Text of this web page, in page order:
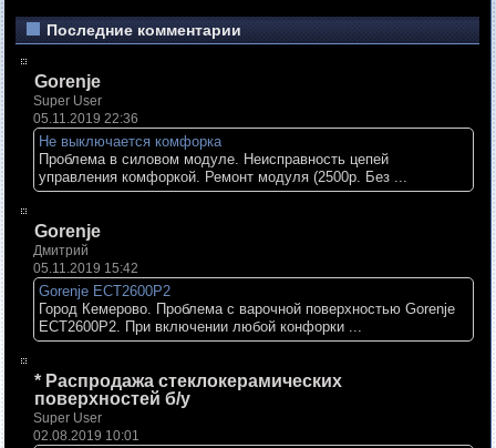
Последние комментарии
Gorenje
Super User
05.11.2019 22:36
Не выключается комфорка
Проблема в силовом модуле. Неисправность цепей
управления комфоркой. Ремонт модуля (2500р. Без ...
Gorenje
Дмитрий
05.11.2019 15:42
Gorenje ECT2600P2
Город Кемерово. Проблема с варочной поверхностью Gorenje
ECT2600P2. При включении любой конфорки ...
* Распродажа стеклокерамических
поверхностей б/у
Super User
02.08.2019 10:01